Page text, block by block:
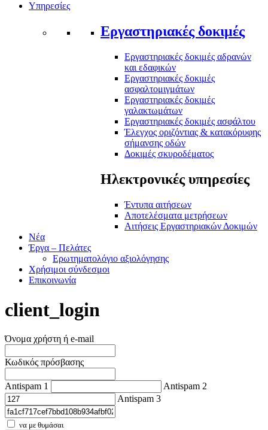
Υπηρεσίες
Εργαστηριακές δοκιμές
Εργαστηριακές δοκιμές αδρανών
και εδαφικών
Εργαστηριακές δοκιμές
ασφαλτομιγμάτων
Εργαστηριακές δοκιμές
γαλακτωμάτων
Εργαστηριακές δοκιμές ασφάλτου
Έλεγχος οριζόντιας & κατακόρυφης
σήμανσης οδών
Δοκιμές σκυροδέματος
Ηλεκτρονικές υπηρεσίες
Έντυπα αιτήσεων
Αποτελέσματα μετρήσεων
Αιτήσεις Εργαστηριακών Δοκιμών
Νέα
Έργα – Πελάτες
Ερωτηματολόγιο αξιολόγησης
Χρήσιμοι σύνδεσμοι
Επικοινωνία
client_login
Όνομα χρήστη ή e-mail
Κωδικός πρόσβασης
Antispam 1
Antispam 2
Antispam 3
να με θυμάσαι